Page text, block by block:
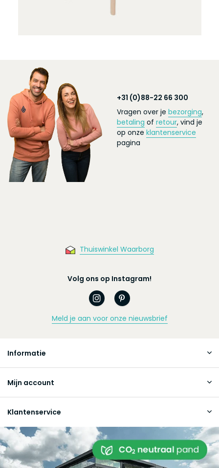
+31 (0)88-22 66 300
Vragen over je bezorging,
betaling of retour, vind je
op onze klantenservice
pagina
Thuiswinkel Waarborg
Volg ons op Instagram!
Meld je aan voor onze nieuwsbrief
Informatie
Mijn account
Klantenservice